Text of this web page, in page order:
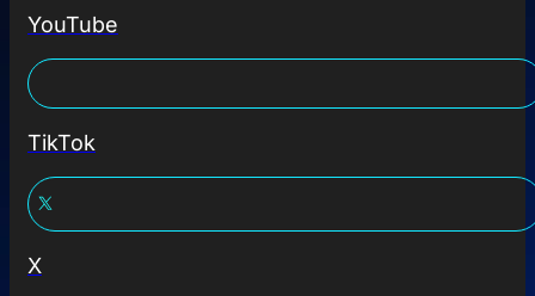
YouTube
TikTok
X